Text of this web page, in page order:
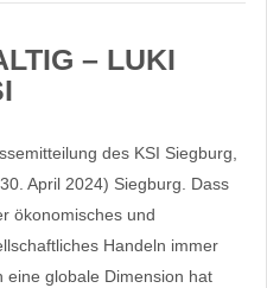
– LUKI
des KSI Siegburg,
April 2024) Siegburg. Dass
ökonomisches und
Handeln immer
eine globale Dimension hat